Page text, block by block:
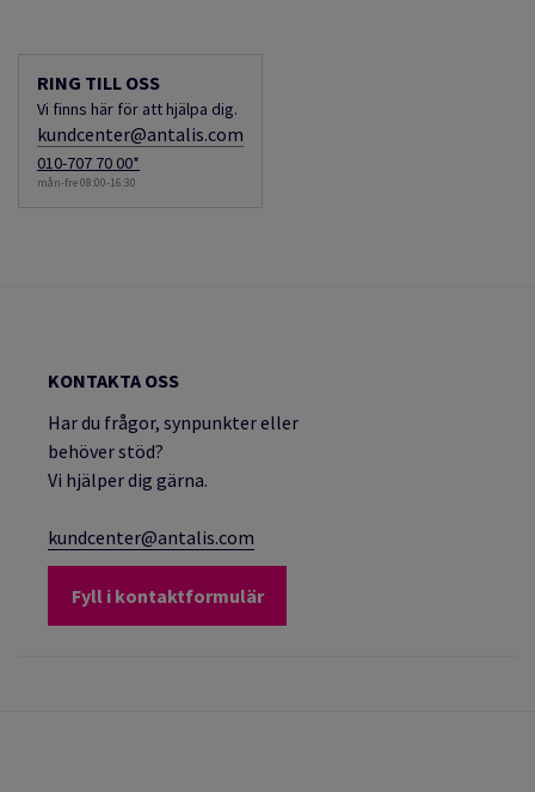
RING TILL OSS
Vi finns här för att hjälpa dig.
kundcenter@antalis.com
010-707 70 00*
mån-fre 08:00-16:30
KONTAKTA OSS
Har du frågor, synpunkter eller
behöver stöd?
Vi hjälper dig gärna.
kundcenter@antalis.com
Fyll i kontaktformulär